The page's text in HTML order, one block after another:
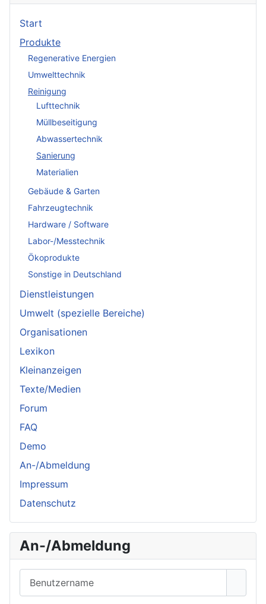
Start
Produkte
Regenerative Energien
Umwelttechnik
Reinigung
Lufttechnik
Müllbeseitigung
Abwassertechnik
Sanierung
Materialien
Gebäude & Garten
Fahrzeugtechnik
Hardware / Software
Labor-/Messtechnik
Ökoprodukte
Sonstige in Deutschland
Dienstleistungen
Umwelt (spezielle Bereiche)
Organisationen
Lexikon
Kleinanzeigen
Texte/Medien
Forum
FAQ
Demo
An-/Abmeldung
Impressum
Datenschutz
An-/Abmeldung